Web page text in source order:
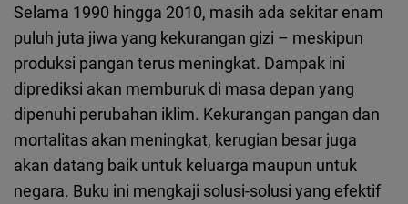
Selama 1990 hingga 2010, masih ada sekitar enam
puluh juta jiwa yang kekurangan gizi – meskipun
produksi pangan terus meningkat. Dampak ini
diprediksi akan memburuk di masa depan yang
dipenuhi perubahan iklim. Kekurangan pangan dan
mortalitas akan meningkat, kerugian besar juga
akan datang baik untuk keluarga maupun untuk
negara. Buku ini mengkaji solusi-solusi yang efektif
Google
Maps
Embed
Cloudinary
Flickr
Embed